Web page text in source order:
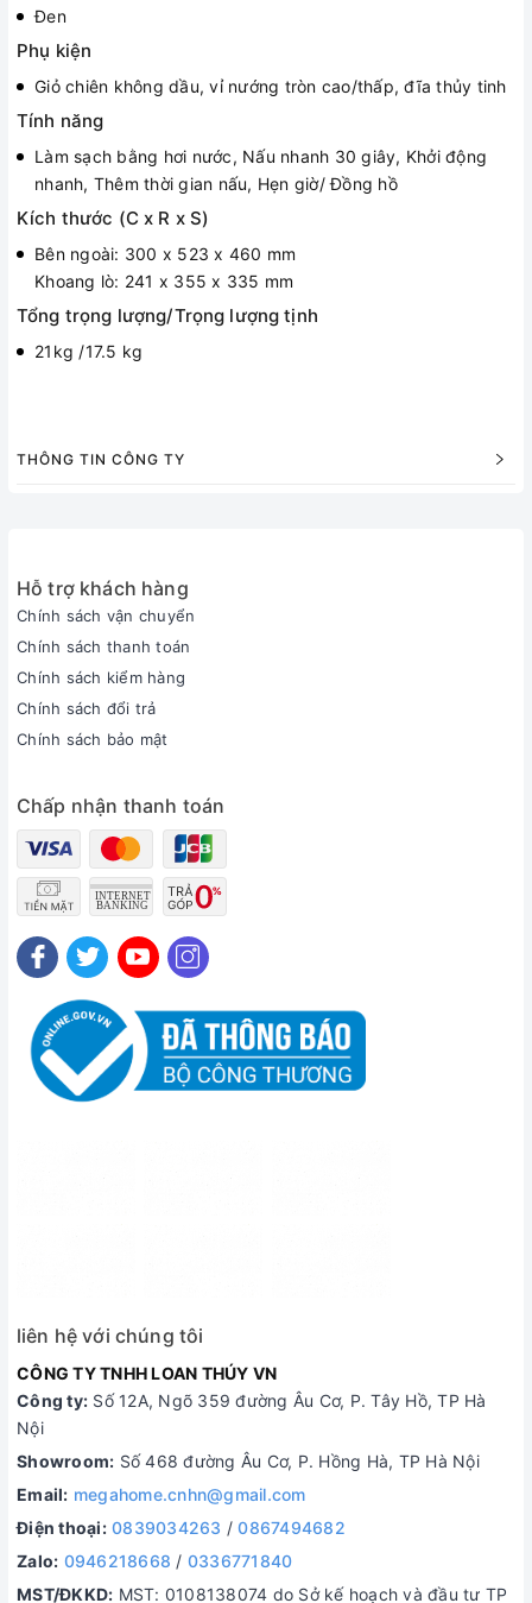
Đen
Phụ kiện
Giỏ chiên không dầu, vỉ nướng tròn cao/thấp, đĩa thủy tinh
Tính năng
Làm sạch bằng hơi nước, Nấu nhanh 30 giây, Khởi động
nhanh, Thêm thời gian nấu, Hẹn giờ/ Đồng hồ
Kích thước (C x R x S)
Bên ngoài: 300 x 523 x 460 mm
Khoang lò: 241 x 355 x 335 mm
Tổng trọng lượng/Trọng lượng tịnh
21kg /17.5 kg
THÔNG TIN CÔNG TY
Hỗ trợ khách hàng
Chính sách vận chuyển
Chính sách thanh toán
Chính sách kiểm hàng
Chính sách đổi trả
Chính sách bảo mật
Chấp nhận thanh toán
liên hệ với chúng tôi
CÔNG TY TNHH LOAN THÚY VN
Công ty: Số 12A, Ngõ 359 đường Âu Cơ, P. Tây Hồ, TP Hà
Nội
Showroom: Số 468 đường Âu Cơ, P. Hồng Hà, TP Hà Nội
Email: megahome.cnhn@gmail.com
Điện thoại: 0839034263 /0867494682
Zalo: 0946218668 / 0336771840
MST/ĐKKD: MST: 0108138074 do Sở kế hoạch và đầu tư TP